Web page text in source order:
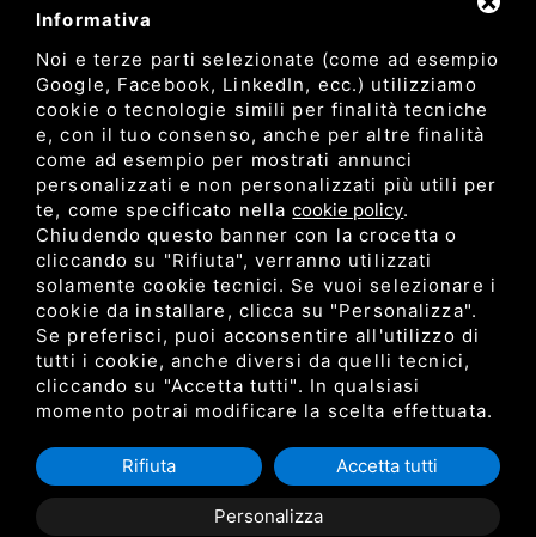
Dipartimento di Bioscienze e Tecnologie Agro Alimentari e
Ambientali
Università degli Studi di Teramo
C.F. 80052650548 •Privacy•Sitemap • Questo sito è protetto
da Google reCAPTCHA v3,Privacy PolicyeTerms of Service
Google.
Informativa
Noi e terze parti selezionate (come ad esempio
Google, Facebook, LinkedIn, ecc.) utilizziamo
cookie o tecnologie simili per finalità tecniche
e, con il tuo consenso, anche per altre finalità
come ad esempio per mostrati annunci
personalizzati e non personalizzati più utili per
te, come specificato nellacookie policy.
Chiudendo questo banner con la crocetta o
cliccando su "Rifiuta", verranno utilizzati
solamente cookie tecnici. Se vuoi selezionare i
cookie da installare, clicca su "Personalizza".
Se preferisci, puoi acconsentire all'utilizzo di
tutti i cookie, anche diversi da quelli tecnici,
cliccando su "Accetta tutti". In qualsiasi
momento potrai modificare la scelta effettuata.
Personalizza
Rifiuta Accetta tutti